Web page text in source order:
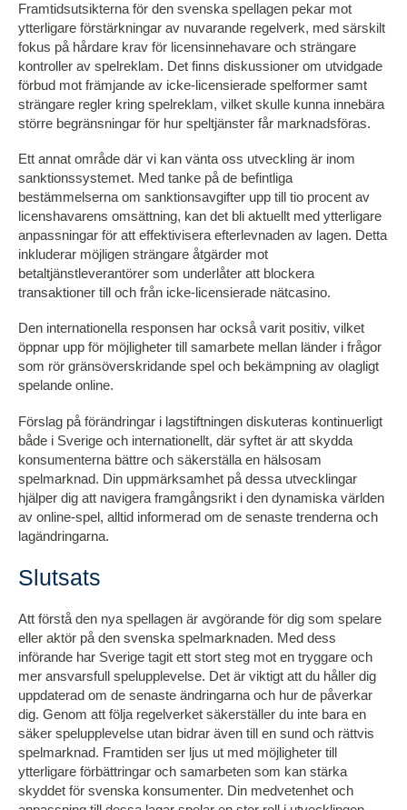
Framtidsutsikterna för den svenska spellagen pekar mot
ytterligare förstärkningar av nuvarande regelverk, med särskilt
fokus på hårdare krav för licensinnehavare och strängare
kontroller av spelreklam. Det finns diskussioner om utvidgade
förbud mot främjande av icke-licensierade spelformer samt
strängare regler kring spelreklam, vilket skulle kunna innebära
större begränsningar för hur speltjänster får marknadsföras.
Ett annat område där vi kan vänta oss utveckling är inom
sanktionssystemet. Med tanke på de befintliga
bestämmelserna om sanktionsavgifter upp till tio procent av
licenshavarens omsättning, kan det bli aktuellt med ytterligare
anpassningar för att effektivisera efterlevnaden av lagen. Detta
inkluderar möjligen strängare åtgärder mot
betaltjänstleverantörer som underlåter att blockera
transaktioner till och från icke-licensierade nätcasino.
Den internationella responsen har också varit positiv, vilket
öppnar upp för möjligheter till samarbete mellan länder i frågor
som rör gränsöverskridande spel och bekämpning av olagligt
spelande online.
Förslag på förändringar i lagstiftningen diskuteras kontinuerligt
både i Sverige och internationellt, där syftet är att skydda
konsumenterna bättre och säkerställa en hälsosam
spelmarknad. Din uppmärksamhet på dessa utvecklingar
hjälper dig att navigera framgångsrikt i den dynamiska världen
av online-spel, alltid informerad om de senaste trenderna och
lagändringarna.
Slutsats
Att förstå den nya spellagen är avgörande för dig som spelare
eller aktör på den svenska spelmarknaden. Med dess
införande har Sverige tagit ett stort steg mot en tryggare och
mer ansvarsfull spelupplevelse. Det är viktigt att du håller dig
uppdaterad om de senaste ändringarna och hur de påverkar
dig. Genom att följa regelverket säkerställer du inte bara en
säker spelupplevelse utan bidrar även till en sund och rättvis
spelmarknad. Framtiden ser ljus ut med möjligheter till
ytterligare förbättringar och samarbeten som kan stärka
skyddet för svenska konsumenter. Din medvetenhet och